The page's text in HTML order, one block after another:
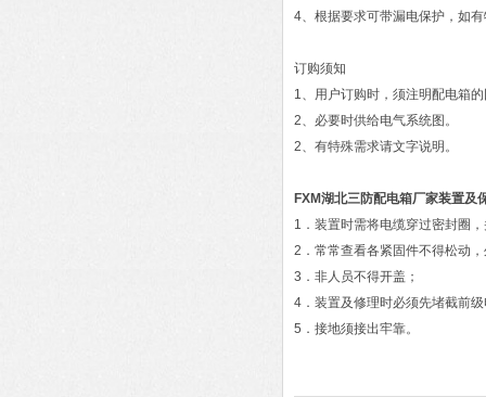
4、根据要求可带漏电保护，如
订购须知
1、用户订购时，须注明配电箱
2、必要时供给电气系统图。
2、有特殊需求请文字说明。
FXM湖北三防配电箱厂家装置及
1．装置时需将电缆穿过密封圈
2．常常查看各紧固件不得松动
3．非人员不得开盖；
4．装置及修理时必须先堵截前
5．接地须接出牢靠。